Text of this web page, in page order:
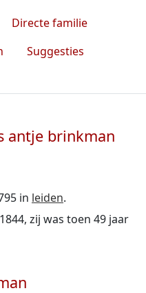
Directe familie
Suggesties
antje brinkman
in leiden.
, zij was toen 49 jaar